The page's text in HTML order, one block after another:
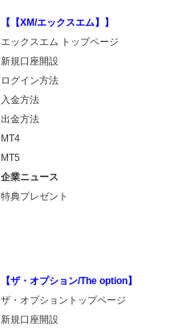
【【XM/エックスエム】】
エックスエム トップページ
新規口座開設
ログイン方法
入金方法
出金方法
MT4
MT5
企業ニュース
特典プレゼント
【ザ・オプション/The option】
ザ・オプショントップページ
新規口座開設